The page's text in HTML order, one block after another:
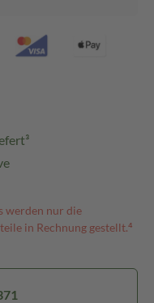
werden nur die
in Rechnung gestellt.⁴